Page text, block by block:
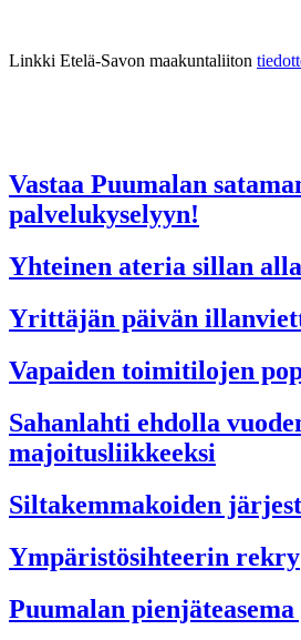
Linkki Etelä-Savon maakuntaliiton
Vastaa Puumalan
palvelukyselyyn!
Yhteinen ateria sillan alla
Yrittäjän päivän
Vapaiden toimitilojen
Sahanlahti ehdolla
majoitusliikkeeksi
Siltakemmakoiden
Ympäristösihteerin rekry
Puumalan pienjäteasema